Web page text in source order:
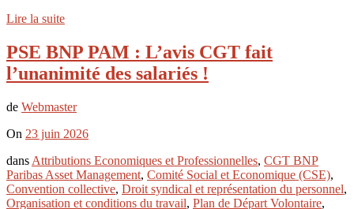
Lire la suite
PSE BNP PAM : L’avis CGT fait
l’unanimité des salariés !
de Webmaster
On 23 juin 2026
dans Attributions Economiques et Professionnelles, CGT BNP
Paribas Asset Management, Comité Social et Economique (CSE),
Convention collective, Droit syndical et représentation du personnel,
Organisation et conditions du travail, Plan de Départ Volontaire,